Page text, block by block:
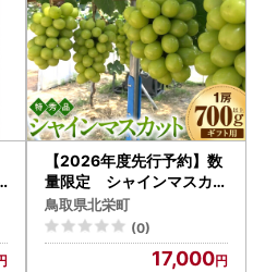
【2026年度先行予約】数
量限定 シャインマスカッ
ト ギフト用特秀品 700
g以上1房【9月20日以降
発送】
鳥取県北栄町
(0)
17,000